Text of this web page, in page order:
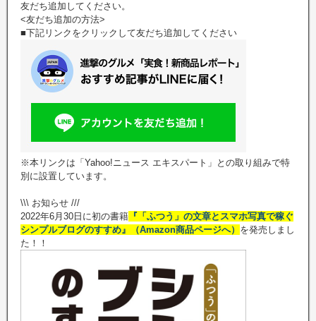
友だち追加してください。
<友だち追加の方法>
■下記リンクをクリックして友だち追加してください
※本リンクは「Yahoo!ニュース エキスパート」との取り組みで特
別に設置しています。
\\\ お知らせ ///
2022年6月30日に初の書籍 『「ふつう」の文章とスマホ写真で稼ぐ
シンプルブログのすすめ』（Amazon商品ページへ） を発売しまし
た！！